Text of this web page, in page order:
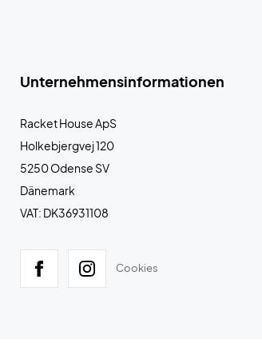
Unternehmensinformationen
Racket House ApS
Holkebjergvej 120
5250 Odense SV
Dänemark
VAT: DK36931108
Cookies